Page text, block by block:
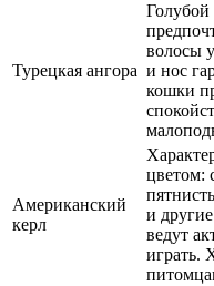
Турецкая ангора
Голубой
волосы
и нос
кошки
Американский
керл
цветом:
и
ведут
играть.